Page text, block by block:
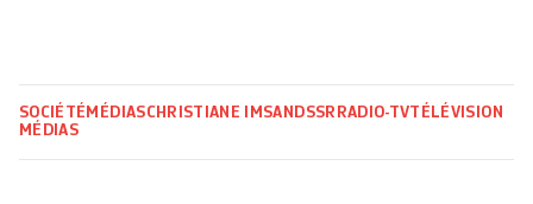
SOCIÉTÉ MÉDIASCHRISTIANE IMSANDSSR RADIO-TVTÉLÉVISION
MÉDIAS